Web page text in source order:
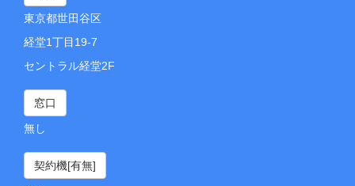
東京都世田谷区
経堂1丁目19-7
セントラル経堂2F
窓口
無し
契約機[有無]